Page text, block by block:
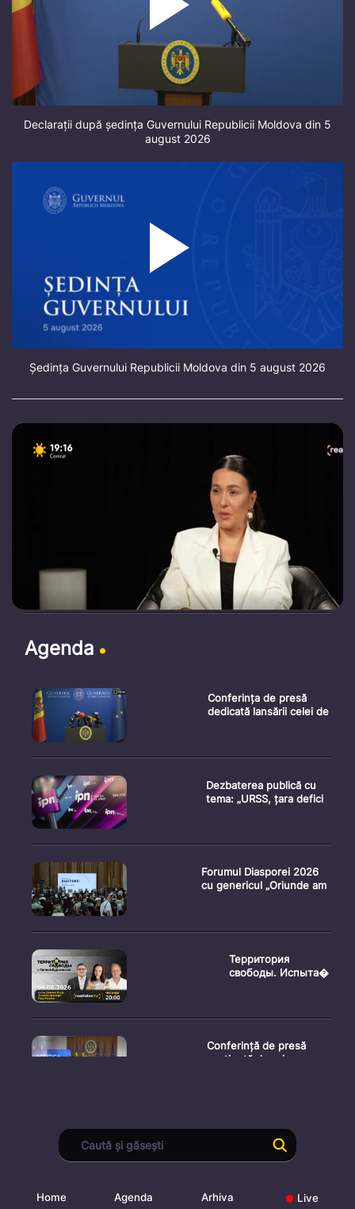
Declarații după ședința Guvernului Republicii Moldova din 5
august 2026
Ședința Guvernului Republicii Moldova din 5 august 2026
Agenda
Conferința de presă
dedicată lansării celei de
Dezbaterea publică cu
tema: „URSS, țara defici
Forumul Diasporei 2026
cu genericul „Oriunde am
Территория
свободы. Испыта�
Conferință de presă
susținută de prim-
Ședința Consiliului
Superior al Procurorilor
din
Home Agenda Arhiva Live